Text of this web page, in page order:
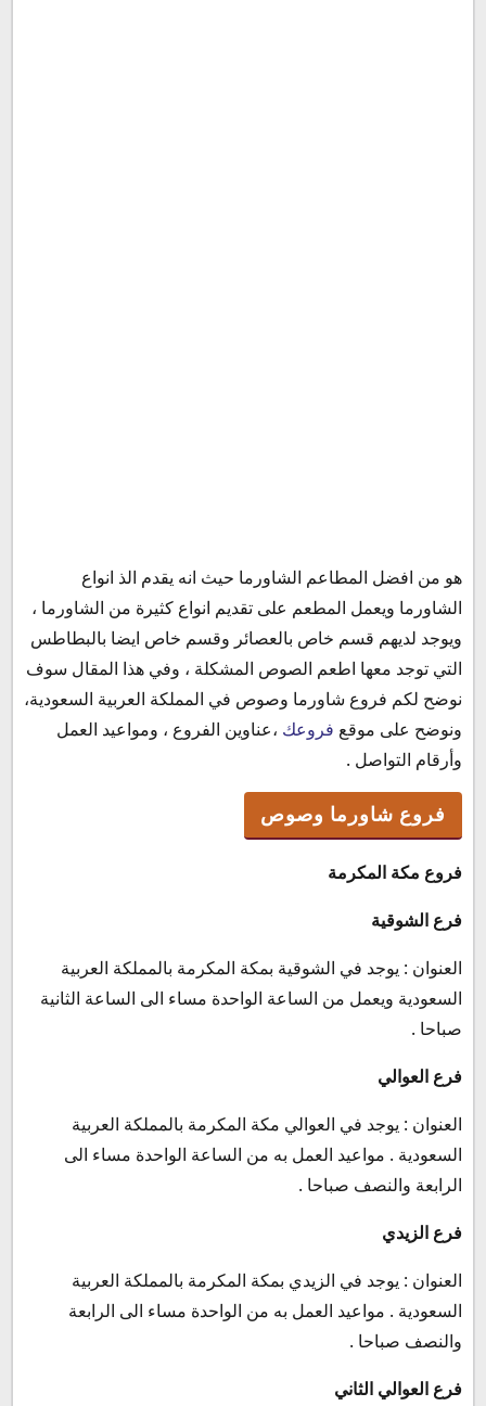
فروع شاورما وصوص
منيو شاورما وصوص
رقم شاورما وصوص
هو من افضل المطاعم الشاورما حيث انه يقدم الذ انواع
الشاورما ويعمل المطعم على تقديم انواع كثيرة من الشاورما ،
ويوجد لديهم قسم خاص بالعصائر وقسم خاص ايضا بالبطاطس
التي توجد معها اطعم الصوص المشكلة ، وفي هذا المقال سوف
نوضح لكم فروع شاورما وصوص في المملكة العربية السعودية،
ونوضح على موقع فروعك ،عناوين الفروع ، ومواعيد العمل
وأرقام التواصل .
فروع شاورما وصوص
فروع مكة المكرمة
فرع الشوقية
العنوان : يوجد في الشوقية بمكة المكرمة بالمملكة العربية
السعودية ويعمل من الساعة الواحدة مساء الى الساعة الثانية
صباحا .
فرع العوالي
العنوان : يوجد في العوالي مكة المكرمة بالمملكة العربية
السعودية . مواعيد العمل به من الساعة الواحدة مساء الى
الرابعة والنصف صباحا .
فرع الزيدي
العنوان : يوجد في الزيدي بمكة المكرمة بالمملكة العربية
السعودية . مواعيد العمل به من الواحدة مساء الى الرابعة
والنصف صباحا .
فرع العوالي الثاني